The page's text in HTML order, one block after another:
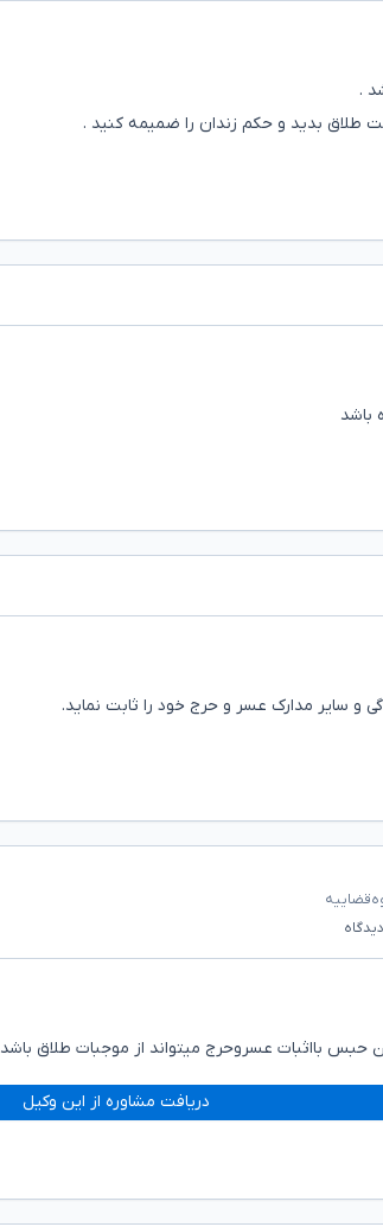
طلاق بدید و حکم زندان را ضمیمه کنید .
باشد
و سایر مدارک عسر و حرج خود را ثابت نماید.
دیدگاه
بااثبات عسروحرج میتواند از موجبات طلاق باشد
دریافت مشاوره از این وکیل